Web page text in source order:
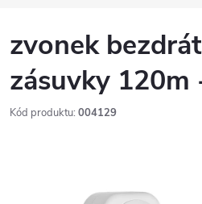
zvonek
zásuvky 120m
Kód produktu: 004129